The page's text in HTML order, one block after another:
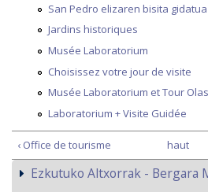
San Pedro elizaren bisita gidatua
Jardins historiques
Musée Laboratorium
Choisissez votre jour de visite
Musée Laboratorium et Tour
Laboratorium + Visite Guidée
‹ Office de tourisme haut
Ezkutuko Altxorrak - Bergara